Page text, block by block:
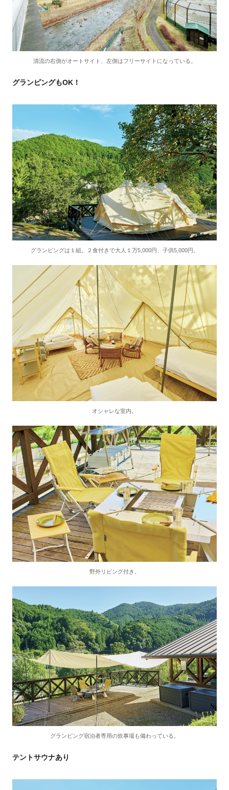
清流の右側がオートサイト、左側はフリーサイトになっている。
グランピングもOK！
グランピングは１組。２食付きで大人１万5,000円、子供5,000円。
オシャレな室内。
野外リビング付き。
グランピング宿泊者専用の炊事場も備わっている。
テントサウナあり